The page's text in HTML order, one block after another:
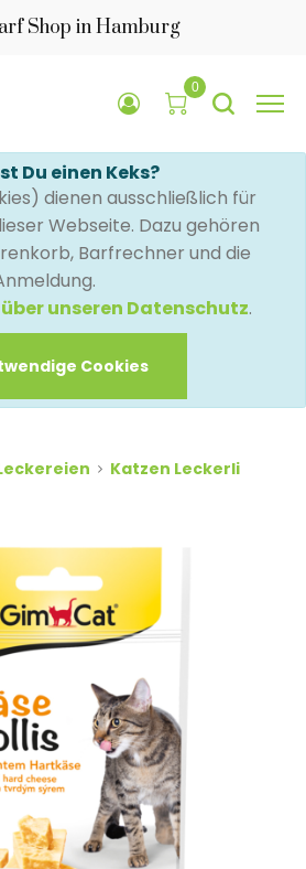
Shop in Hamburg
0
Du einen Keks?
dienen ausschließlich für
Webseite. Dazu gehören
Barfrechner und die
unseren Datenschutz.
Cookies
Katzen Leckerli